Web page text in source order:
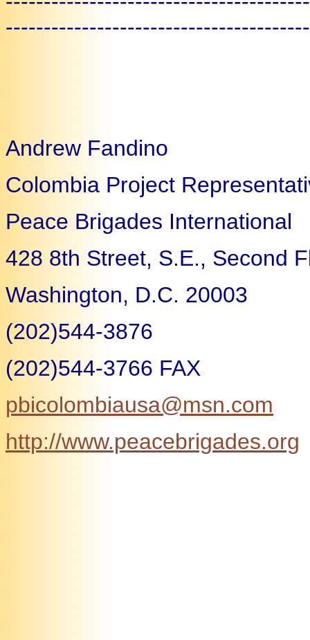
Andrew Fandino
Colombia Project
Peace Brigades International
428 8th Street, S.E., Second
Washington, D.C. 20003
(202)544-3876
(202)544-3766 FAX
pbicolombiausa@msn.com
http://www.peacebrigades.org